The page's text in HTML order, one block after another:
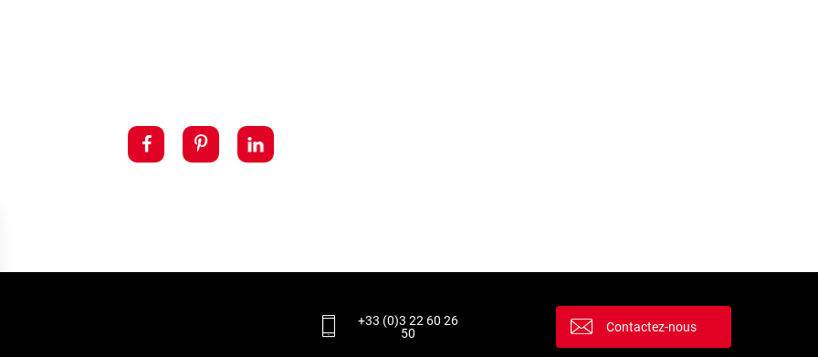
+33 (0)3 22 60 26
50
Contactez-nous